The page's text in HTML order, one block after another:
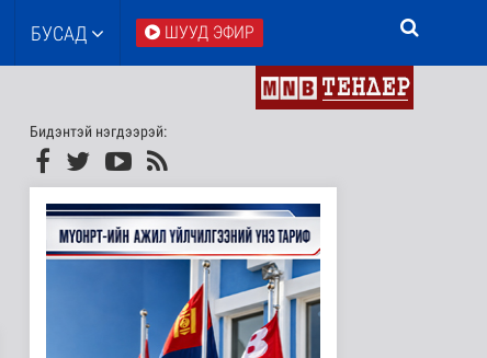
БУСАД ШУУД ЭФИР
Бидэнтэй нэгдээрэй: